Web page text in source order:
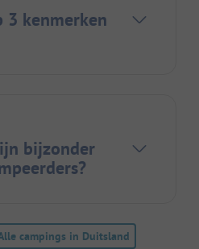
3 kenmerken
bijzonder
campings in Duitsland